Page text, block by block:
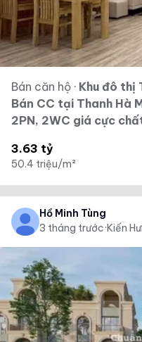
Bán căn hộ · Khu đô thị
Bán CC tại Thanh Hà
2PN, 2WC giá cực
3.63 tỷ
50.4 triệu/m²
Hồ Minh Tùng
3 tháng trước·Kiến